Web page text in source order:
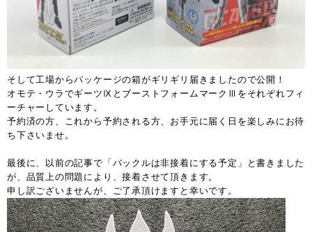
そして工場からパッケージの箱がギリギリ届きましたので公開！
オモテ・ウラでギーツⅨとブーストフォームマークⅢをそれぞれフィ
ーチャーしています。
予約済の方、これから予約される方、お手元に届く日を楽しみにお待
ち下さいませ。
最後に、以前の記事で「バックルは非接着にする予定」と書きました
が、品質上の問題により、接着させて頂きます。
申し訳ございませんが、ご了承頂けますと幸いです。